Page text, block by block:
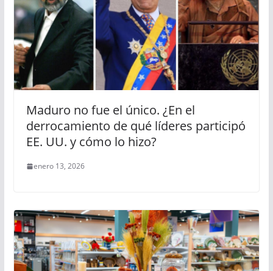
Maduro no fue el único. ¿En el
derrocamiento de qué líderes participó
EE. UU. y cómo lo hizo?
enero 13, 2026